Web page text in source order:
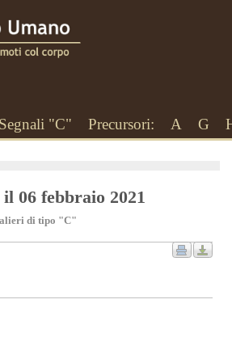
Segnali "C" Precursori: A G
06 febbraio 2021
di tipo "C"